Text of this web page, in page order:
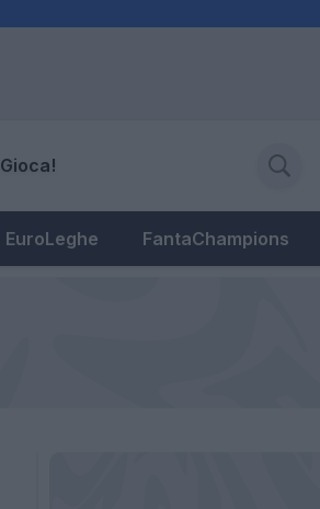
Gioca!
EuroLeghe FantaChampions